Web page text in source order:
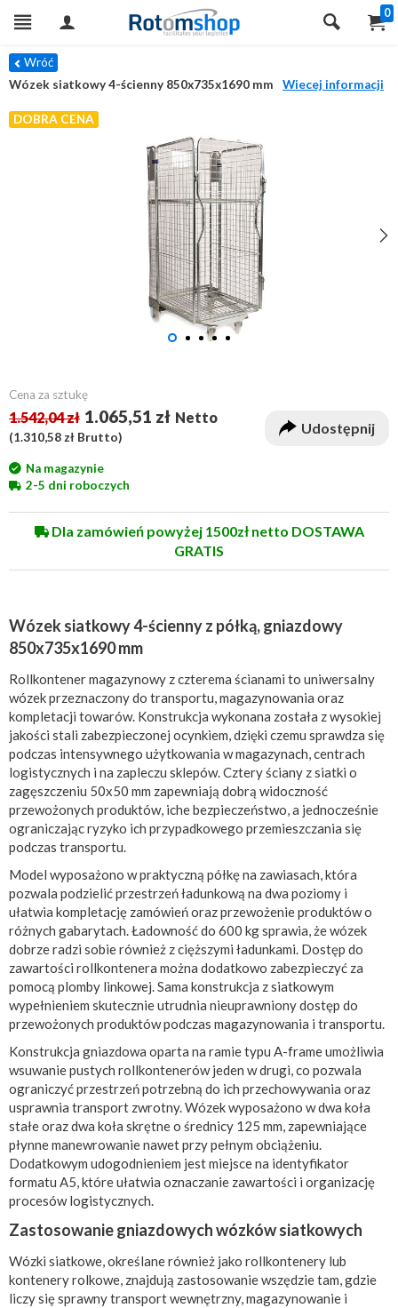
0
Wróć
Wózek siatkowy 4-ścienny 850x735x1690 mm
Wiecej informacji
DOBRA CENA
Cena za sztukę
1.542,04 zł 1.065,51 zł Netto
(1.310,58 zł Brutto)
Udostępnij
Na magazynie
2-5 dni roboczych
Dla zamówień powyżej 1500zł netto DOSTAWA
GRATIS
Wózek siatkowy 4-ścienny z półką, gniazdowy
850x735x1690 mm
Rollkontener magazynowy z czterema ścianami to uniwersalny
wózek przeznaczony do transportu, magazynowania oraz
kompletacji towarów. Konstrukcja wykonana została z wysokiej
jakości stali zabezpieczonej ocynkiem, dzięki czemu sprawdza się
podczas intensywnego użytkowania w magazynach, centrach
logistycznych i na zapleczu sklepów. Cztery ściany z siatki o
zagęszczeniu 50x50 mm zapewniają dobrą widoczność
przewożonych produktów, iche bezpieczeństwo, a jednocześnie
ograniczając ryzyko ich przypadkowego przemieszczania się
podczas transportu.
Model wyposażono w praktyczną półkę na zawiasach, która
pozwala podzielić przestrzeń ładunkową na dwa poziomy i
ułatwia kompletację zamówień oraz przewożenie produktów o
różnych gabarytach. Ładowność do 600 kg sprawia, że wózek
dobrze radzi sobie również z cięższymi ładunkami. Dostęp do
zawartości rollkontenera można dodatkowo zabezpieczyć za
pomocą plomby linkowej. Sama konstrukcja z siatkowym
wypełnieniem skutecznie utrudnia nieuprawniony dostęp do
przewożonych produktów podczas magazynowania i transportu.
Konstrukcja gniazdowa oparta na ramie typu A-frame umożliwia
wsuwanie pustych rollkontenerów jeden w drugi, co pozwala
ograniczyć przestrzeń potrzebną do ich przechowywania oraz
usprawnia transport zwrotny. Wózek wyposażono w dwa koła
stałe oraz dwa koła skrętne o średnicy 125 mm, zapewniające
płynne manewrowanie nawet przy pełnym obciążeniu.
Dodatkowym udogodnieniem jest miejsce na identyfikator
formatu A5, które ułatwia oznaczanie zawartości i organizację
procesów logistycznych.
Zastosowanie gniazdowych wózków siatkowych
Wózki siatkowe, określane również jako rollkontenery lub
kontenery rolkowe, znajdują zastosowanie wszędzie tam, gdzie
liczy się sprawny transport wewnętrzny, magazynowanie i